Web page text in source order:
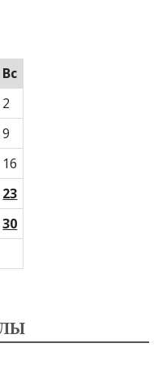
Вс
2
9
16
23
30